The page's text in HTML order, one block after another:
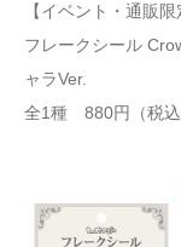
【イベント・通販限
フレークシール
ャラVer.
全1種 880円（税込